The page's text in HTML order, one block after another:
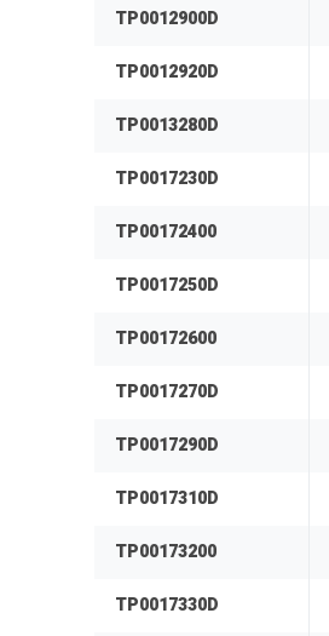
TP0012900D
TP0012920D
TP0013280D
TP0017230D
TP00172400
TP0017250D
TP00172600
TP0017270D
TP0017290D
TP0017310D
TP00173200
TP0017330D